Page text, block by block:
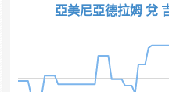
亞美尼亞德拉姆 兌